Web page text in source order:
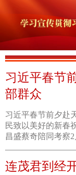
习近平春节
部群众
习近平春节前夕赴
民致以美好的新春
昌盛蔡奇陪同考察
连茂君到经